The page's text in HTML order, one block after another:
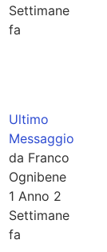
Settimane
fa
Ultimo
Messaggio
da Franco
Ognibene
1 Anno 2
Settimane
fa